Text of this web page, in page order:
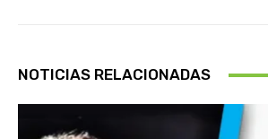
NOTICIAS RELACIONADAS